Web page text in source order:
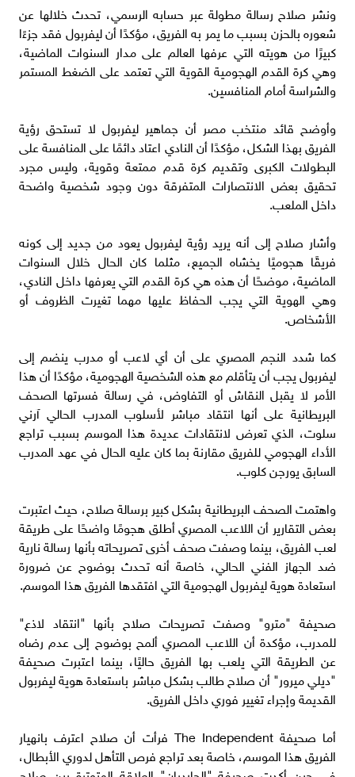
ونشر صلاح رسالة مطولة عبر حسابه الرسمي، تحدث خلالها عن
شعوره بالحزن بسبب ما يمر به الفريق، مؤكدًا أن ليفربول فقد جزءًا
كبيرًا من هويته التي عرفها العالم على مدار السنوات الماضية،
وهي كرة القدم الهجومية القوية التي تعتمد على الضغط المستمر
والشراسة أمام المنافسين.
وأوضح قائد منتخب مصر أن جماهير ليفربول لا تستحق رؤية
الفريق بهذا الشكل، مؤكدًا أن النادي اعتاد دائمًا على المنافسة على
البطولات الكبرى وتقديم كرة قدم ممتعة وقوية، وليس مجرد
تحقيق بعض الانتصارات المتفرقة دون وجود شخصية واضحة
داخل الملعب.
وأشار صلاح إلى أنه يريد رؤية ليفربول يعود من جديد إلى كونه
فريقًا هجوميًا يخشاه الجميع، مثلما كان الحال خلال السنوات
الماضية، موضحًا أن هذه هي كرة القدم التي يعرفها داخل النادي،
وهي الهوية التي يجب الحفاظ عليها مهما تغيرت الظروف أو
الأشخاص.
كما شدد النجم المصري على أن أي لاعب أو مدرب ينضم إلى
ليفربول يجب أن يتأقلم مع هذه الشخصية الهجومية، مؤكدًا أن هذا
الأمر لا يقبل النقاش أو التفاوض، في رسالة فسرتها الصحف
البريطانية على أنها انتقاد مباشر لأسلوب المدرب الحالي آرني
سلوت، الذي تعرض لانتقادات عديدة هذا الموسم بسبب تراجع
الأداء الهجومي للفريق مقارنة بما كان عليه الحال في عهد المدرب
السابق يورجن كلوب.
واهتمت الصحف البريطانية بشكل كبير برسالة صلاح، حيث اعتبرت
بعض التقارير أن اللاعب المصري أطلق هجومًا واضحًا على طريقة
لعب الفريق، بينما وصفت صحف أخرى تصريحاته بأنها رسالة نارية
ضد الجهاز الفني الحالي، خاصة أنه تحدث بوضوح عن ضرورة
استعادة هوية ليفربول الهجومية التي افتقدها الفريق هذا الموسم.
صحيفة "مترو" وصفت تصريحات صلاح بأنها "انتقاد لاذع"
للمدرب، مؤكدة أن اللاعب المصري ألمح بوضوح إلى عدم رضاه
عن الطريقة التي يلعب بها الفريق حاليًا، بينما اعتبرت صحيفة
"ديلي ميرور" أن صلاح طالب بشكل مباشر باستعادة هوية ليفربول
القديمة وإجراء تغيير فوري داخل الفريق.
أما صحيفة The Independent فرأت أن صلاح اعترف بانهيار
الفريق هذا الموسم، خاصة بعد تراجع فرص التأهل لدوري الأبطال،